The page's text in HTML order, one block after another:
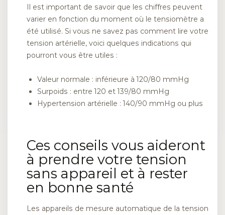
Il est important de savoir que les chiffres peuvent
varier en fonction du moment où le tensiomètre a
été utilisé. Si vous ne savez pas comment lire votre
tension artérielle, voici quelques indications qui
pourront vous être utiles :
Valeur normale : inférieure à 120/80 mmHg
Surpoids : entre 120 et 139/80 mmHg
Hypertension artérielle : 140/90 mmHg ou plus
Ces conseils vous aideront
à prendre votre tension
sans appareil et à rester
en bonne santé
Les appareils de mesure automatique de la tension